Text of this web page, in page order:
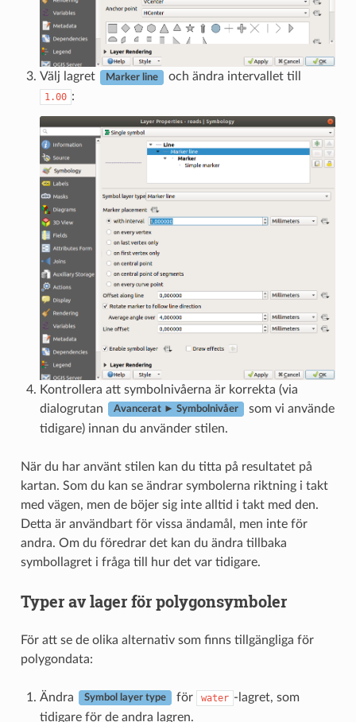
Välj lagret Marker line och ändra intervallet till
1.00 :
Kontrollera att symbolnivåerna är korrekta (via
dialogrutan
Avancerat ► Symbolnivåer
som vi använde
tidigare) innan du använder stilen.
När du har använt stilen kan du titta på resultatet på
kartan. Som du kan se ändrar symbolerna riktning i takt
med vägen, men de böjer sig inte alltid i takt med den.
Detta är användbart för vissa ändamål, men inte för
andra. Om du föredrar det kan du ändra tillbaka
symbollagret i fråga till hur det var tidigare.
Typer av lager för polygonsymboler
För att se de olika alternativ som finns tillgängliga för
polygondata:
Ändra Symbol layer type för water -lagret, som
tidigare för de andra lagren.